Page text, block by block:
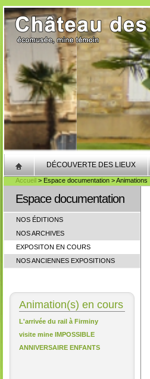
DÉCOUVERTE DES LIEUX
Accueil > Espace documentation > Animations
Espace documentation
NOS ÉDITIONS
NOS ARCHIVES
EXPOSITON EN COURS
NOS ANCIENNES EXPOSITIONS
Animation(s) en cours
L'arrivée du rail à Firminy
visite mine IMPOSSIBLE
ANNIVERSAIRE ENFANTS